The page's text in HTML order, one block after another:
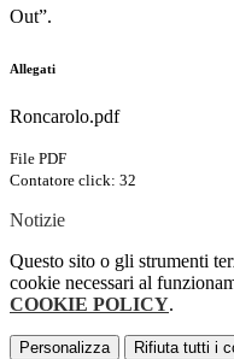
Out”.
Allegati
Roncarolo.pdf
File PDF
Contatore click: 32
Notizie
Questo sito o gli strumenti
cookie necessari al
COOKIE POLICY.
Personalizza Rifiuta tutti i